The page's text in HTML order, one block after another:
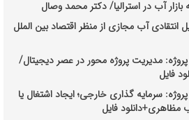
آب در استرالیا/ دکتر محمد وصال
آب مجازی از منظر اقتصاد بین الملل
مدیریت پروژه محور در عصر دیجیتال/
فایل
سرمایه گذاری خارجی؛ ایجاد اشتغال یا
فایل